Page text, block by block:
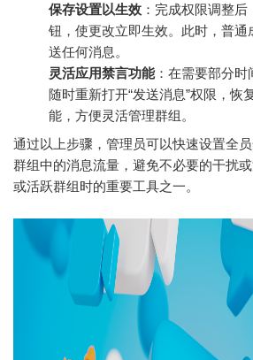
保存设置以生效 ：完成权限调整后
钮，使更改立即生效。此时，普
送任何消息。
灵活应用禁言功能：在需要部分时
随时重新打开“发送消息”权限，恢
能，方便灵活管理群组。
通过以上步骤，管理员可以快速设置全
群组中的消息流量，避免不必要的干扰
或活跃群组时的重要工具之一。